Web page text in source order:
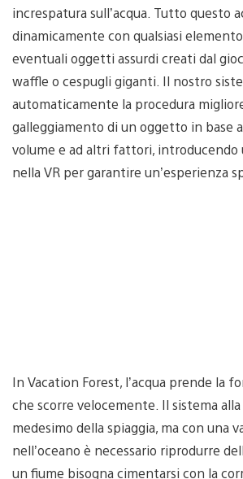
increspatura sull’acqua. Tutto questo
dinamicamente con qualsiasi
eventuali oggetti assurdi creati dal
waffle o cespugli giganti. Il nostro
automaticamente la procedura
galleggiamento di un oggetto in base
volume e ad altri fattori, introducendo
nella VR per garantire un’esperienza
In Vacation Forest, l’acqua prende la
che scorre velocemente. Il sistema alla
medesimo della spiaggia, ma con una
nell’oceano è necessario riprodurre
un fiume bisogna cimentarsi con la